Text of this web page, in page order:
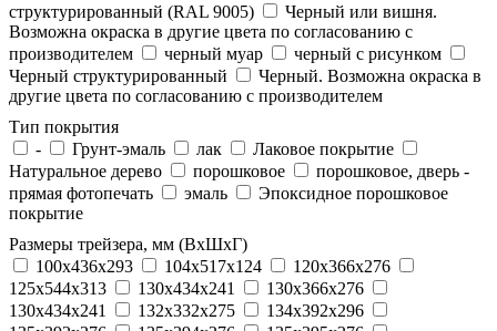
структурированный (RAL 9005)
Черный или вишня.
Возможна окраска в другие цвета по согласованию с
производителем
черный муар
черный с рисунком
Черный структурированный
Черный. Возможна окраска в
другие цвета по согласованию с производителем
Тип покрытия
-
Грунт-эмаль лак
Лаковое покрытие
Натуральное дерево
порошковое
порошковое, дверь -
прямая фотопечать
эмаль
Эпоксидное порошковое
покрытие
Размеры трейзера, мм (ВхШхГ)
100x436x293
104х517х124
120x366x276
125x544x313
130x434x241
130х366х276
130х434х241
132x332x275
134x392x296